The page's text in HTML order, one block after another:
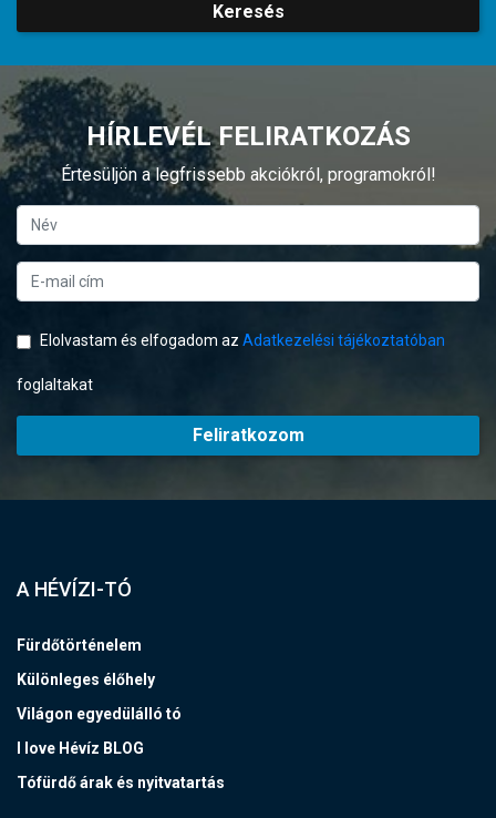
Keresés
HÍRLEVÉL FELIRATKOZÁS
Értesüljön a legfrissebb akciókról, programokról!
Elolvastam és elfogadom az Adatkezelési tájékoztatóban
foglaltakat
Feliratkozom
A HÉVÍZI-TÓ
Fürdőtörténelem
Különleges élőhely
Világon egyedülálló tó
I love Hévíz BLOG
Tófürdő árak és nyitvatartás